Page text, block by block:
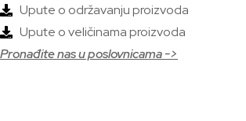
Upute o održavanju proizvoda
Upute o veličinama proizvoda
Pronađite nas u poslovnicama ->